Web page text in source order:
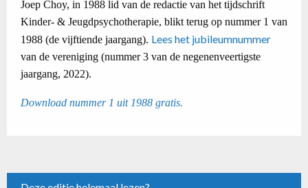
Joep Choy, in 1988 lid van de redactie van het tijdschrift
Kinder- & Jeugdpsychotherapie, blikt terug op nummer 1 van
1988 (de vijftiende jaargang). Lees het jubileumnummer
van de vereniging (nummer 3 van de negenenveertigste
jaargang, 2022).
Download nummer 1 uit 1988 gratis.